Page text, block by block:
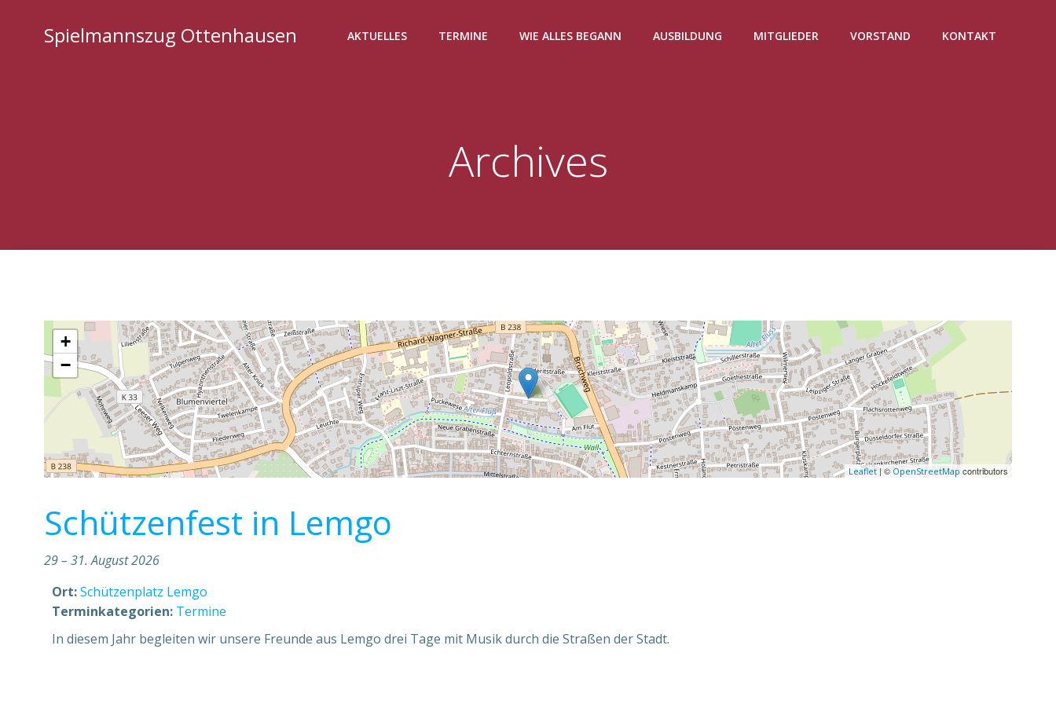
Spielmannszug Ottenhausen AKTUELLES TERMINE WIE ALLES BEGANN AUSBILDUNG MITGLIEDER VORSTAND KONTAKT
Archives
+
−
Leaflet | © OpenStreetMap contributors
Schützenfest in Lemgo
29– 31. August 2026
Ort:Schützenplatz Lemgo
Terminkategorien: Termine
In diesem Jahr begleiten wir unsere Freunde aus Lemgo drei Tage mit Musik durch die Straßen der Stadt.